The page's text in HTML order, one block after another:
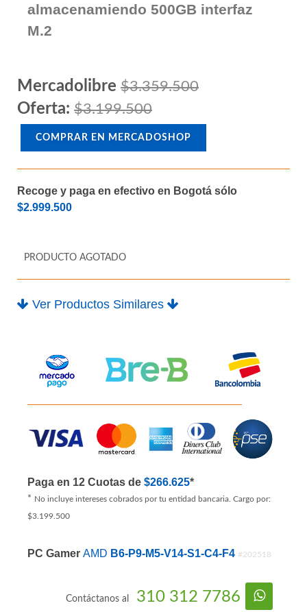
almacenamiendo 500GB interfaz
M.2
Mercadolibre $3.359.500
Oferta: $3.199.500
COMPRAR EN MERCADOSHOP
Recoge y paga en efectivo en Bogotá sólo
$2.999.500
PRODUCTO AGOTADO
Ver Productos Similares
Paga en 12 Cuotas de $266.625*
* No incluye intereses cobrados por tu entidad bancaria. Cargo por:
$3.199.500
PC Gamer AMD B6-P9-M5-V14-S1-C4-F4 #202518
Contáctanos al 310 312 7786